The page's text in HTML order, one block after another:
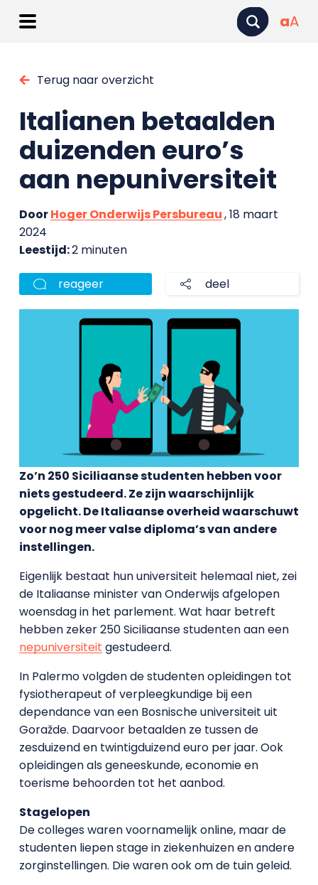
aA
Terug naar overzicht
Italianen betaalden
duizenden euro’s
aan nepuniversiteit
DoorHoger Onderwijs Persbureau, 18 maart
2024
Leestijd:2 minuten
reageer deel
Zo’n 250 Siciliaanse studenten hebben voor
niets gestudeerd. Ze zijn waarschijnlijk
opgelicht. De Italiaanse overheid waarschuwt
voor nog meer valse diploma’s van andere
instellingen.
Eigenlijk bestaat hun universiteit helemaal niet, zei
de Italiaanse minister van Onderwijs afgelopen
woensdag in het parlement. Wat haar betreft
hebben zeker 250 Siciliaanse studenten aan een
nepuniversiteit gestudeerd.
In Palermo volgden de studenten opleidingen tot
fysiotherapeut of verpleegkundige bij een
dependance van een Bosnische universiteit uit
Goražde. Daarvoor betaalden ze tussen de
zesduizend en twintigduizend euro per jaar. Ook
opleidingen als geneeskunde, economie en
toerisme behoorden tot het aanbod.
Stagelopen
De colleges waren voornamelijk online, maar de
studenten liepen stage in ziekenhuizen en andere
zorginstellingen. Die waren ook om de tuin geleid.